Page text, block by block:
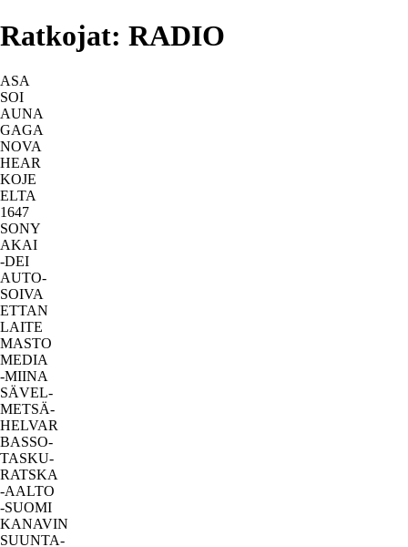
Ratkojat: RADIO
ASA
SOI
AUNA
GAGA
NOVA
HEAR
KOJE
ELTA
1647
SONY
AKAI
-DEI
AUTO-
SOIVA
ETTAN
LAITE
MASTO
MEDIA
-MIINA
SÄVEL-
METSÄ-
HELVAR
BASSO-
TASKU-
RATSKA
-AALTO
-SUOMI
KANAVIN
SUUNTA-